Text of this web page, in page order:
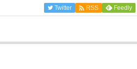
Twitter  RSS Feedly